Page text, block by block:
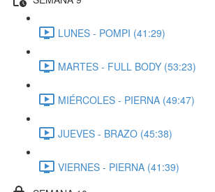
LUNES - POMPI (41:29)
MARTES - FULL BODY (53:23)
MIÉRCOLES - PIERNA (49:47)
JUEVES - BRAZO (45:38)
VIERNES - PIERNA (41:39)